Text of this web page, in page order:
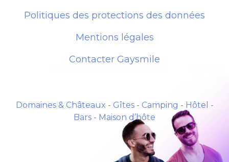
Politiques des protections des données
Mentions légales
Contacter Gaysmile
Domaines & Châteaux - Gîtes- Camping - Hôtel -
Bars - Maison d’hôte